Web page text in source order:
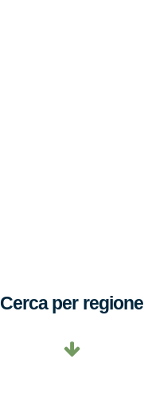
Cerca per regione